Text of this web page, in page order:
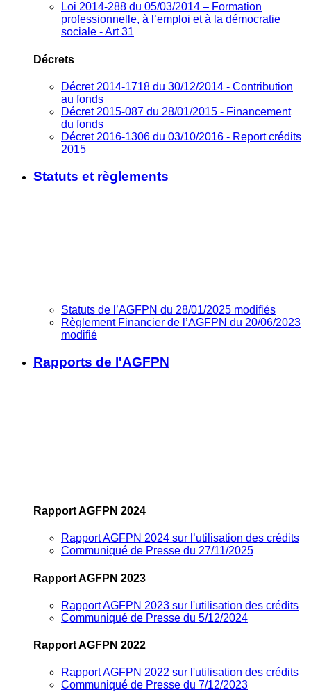
Loi 2014-288 du 05/03/2014 – Formation
professionnelle, à l’emploi et à la démocratie
sociale - Art 31
Décrets
Décret 2014-1718 du 30/12/2014 - Contribution
au fonds
Décret 2015-087 du 28/01/2015 - Financement
du fonds
Décret 2016-1306 du 03/10/2016 - Report crédits
2015
Statuts et règlements
Statuts de l’AGFPN du 28/01/2025 modifiés
Règlement Financier de l’AGFPN du 20/06/2023
modifié
Rapports de l'AGFPN
Rapport AGFPN 2024
Rapport AGFPN 2024 sur l’utilisation des crédits
Communiqué de Presse du 27/11/2025
Rapport AGFPN 2023
Rapport AGFPN 2023 sur l'utilisation des crédits
Communiqué de Presse du 5/12/2024
Rapport AGFPN 2022
Rapport AGFPN 2022 sur l'utilisation des crédits
Communiqué de Presse du 7/12/2023